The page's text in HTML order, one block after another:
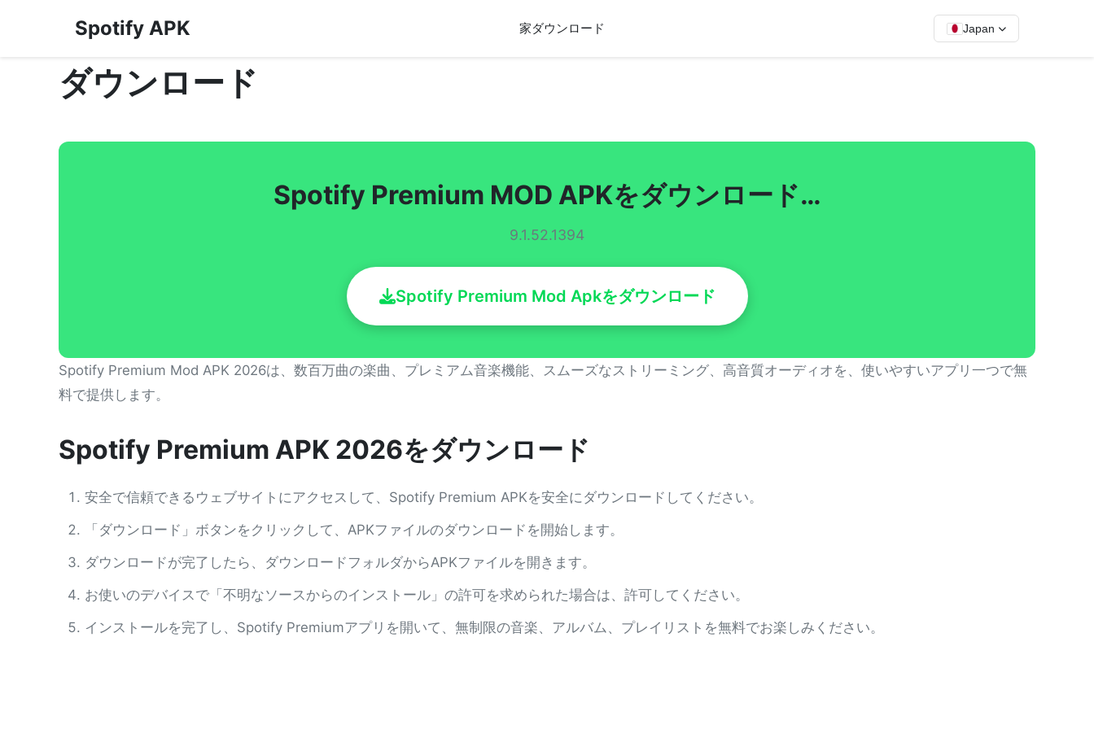
Spotify APK 家ダウンロード Japan
ダウンロード
Spotify Premium MOD APKをダウンロード…
9.1.52.1394
Spotify Premium Mod Apkをダウンロード
Spotify Premium Mod APK 2026は、数百万曲の楽曲、プレミアム音楽機能、スムーズなストリーミング、高音質オーディオを、使いやすいアプリ一つで無
料で提供します。
Spotify Premium APK 2026をダウンロード
安全で信頼できるウェブサイトにアクセスして、Spotify Premium APKを安全にダウンロードしてください。
「ダウンロード」ボタンをクリックして、APKファイルのダウンロードを開始します。
ダウンロードが完了したら、ダウンロードフォルダからAPKファイルを開きます。
お使いのデバイスで「不明なソースからのインストール」の許可を求められた場合は、許可してください。
インストールを完了し、Spotify Premiumアプリを開いて、無制限の音楽、アルバム、プレイリストを無料でお楽しみください。